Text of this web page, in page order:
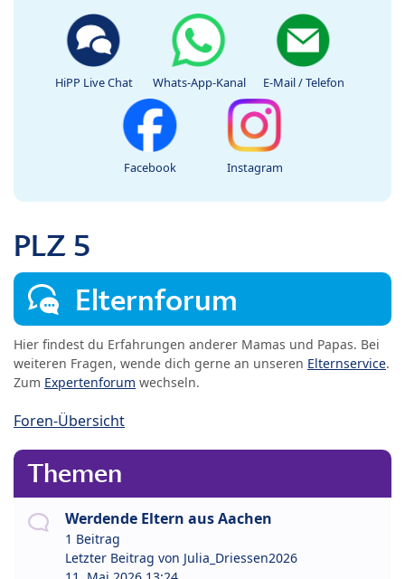
HiPP Live Chat Whats-App-Kanal E-Mail / Telefon
Facebook Instagram
PLZ 5
Elternforum
Hier findest du Erfahrungen anderer Mamas und Papas. Bei
weiteren Fragen, wende dich gerne an unseren Elternservice.
Zum Expertenforum wechseln.
Foren-Übersicht
Themen
Werdende Eltern aus Aachen
1 Beitrag
Letzter Beitrag von Julia_Driessen2026